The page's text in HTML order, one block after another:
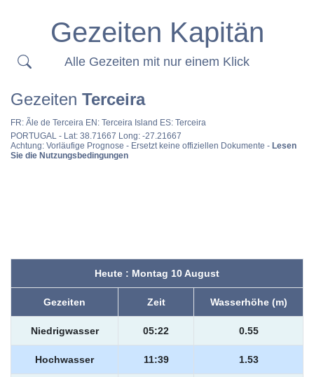
Gezeiten Kapitän
Alle Gezeiten mit nur einem Klick
Gezeiten Terceira
FR: Ãle de Terceira EN: Terceira Island ES: Terceira
PORTUGAL - Lat: 38.71667 Long: -27.21667
Achtung: Vorläufige Prognose - Ersetzt keine offiziellen Dokumente - Lesen
Sie die Nutzungsbedingungen
Heute : Montag 10 August
Gezeiten Zeit Wasserhöhe (m)
Niedrigwasser 05:22 0.55
Hochwasser 11:39 1.53